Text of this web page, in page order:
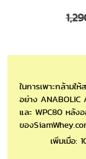
ในการเพาะกล้าม
อย่าง
และ WPC80 หลัง
ของ
เพิ่มเมื่อ: